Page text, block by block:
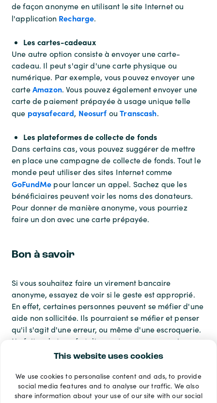
This website uses cookies
We use cookies to personalise content and ads, to provide
social media features and to analyse our traffic. We also
share information about your use of our site with our social
de façon anonyme en utilisant le site Internet ou
l'application Recharge.
Les cartes-cadeaux
Une autre option consiste à envoyer une carte-
cadeau. Il peut s'agir d'une carte physique ou
numérique. Par exemple, vous pouvez envoyer une
carteAmazon. Vous pouvez également envoyer une
carte de paiement prépayée à usage unique telle
que paysafecard, Neosurf ouTranscash.
Les plateformes de collecte de fonds
Dans certains cas, vous pouvez suggérer de mettre
en place une campagne de collecte de fonds. Tout le
monde peut utiliser des sites Internet comme
GoFundMe pour lancer un appel. Sachez que les
bénéficiaires peuvent voir les noms des donateurs.
Pour donner de manière anonyme, vous pourriez
faire un don avec une carte prépayée.
Bon à savoir
Si vous souhaitez faire un virement bancaire
anonyme, essayez de voir si le geste est approprié.
En effet, certaines personnes peuvent se méfier d'une
aide non sollicitée. Ils pourraient se méfier et penser
qu'il s'agit d'une erreur, ou même d'une escroquerie.
Ne faites de transfert d'argent anonyme que si vous
pensez qu'il s'agit de la bonne approche.
Modes de paiement